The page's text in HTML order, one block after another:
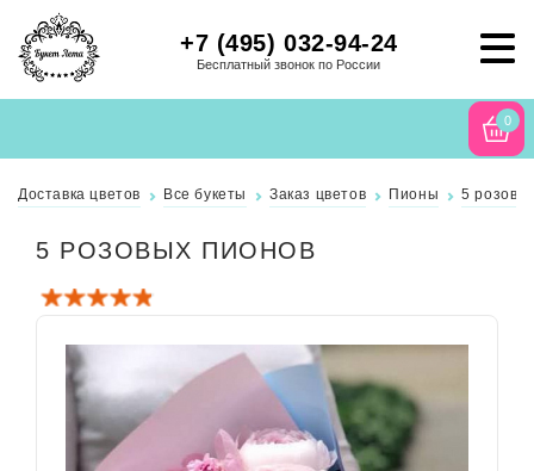
+7 (495) 032-94-24
Бесплатный звонок по России
0
Доставка цветов Все букеты Заказ цветов Пионы 5
5 РОЗОВЫХ ПИОНОВ